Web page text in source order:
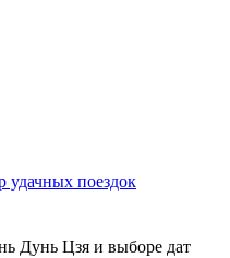
удачных поездок
Дунь Цзя и выборе дат